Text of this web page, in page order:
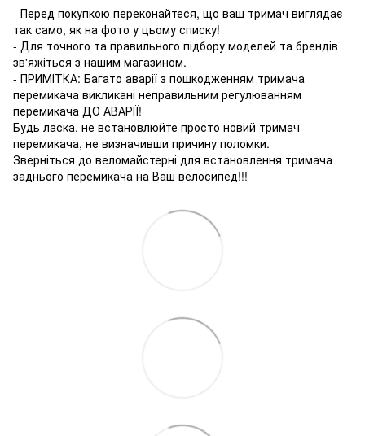
- Перед покупкою переконайтеся, що ваш тримач виглядає
так само, як на фото у цьому списку!
- Для точного та правильного підбору моделей та брендів
зв'яжіться з нашим магазином.
- ПРИМІТКА: Багато аварії з пошкодженням тримача
перемикача викликані неправильним регулюванням
перемикача ДО АВАРІЇ!
Будь ласка, не встановлюйте просто новий тримач
перемикача, не визначивши причину поломки.
Зверніться до веломайстерні для встановлення тримача
заднього перемикача на Ваш велосипед!!!